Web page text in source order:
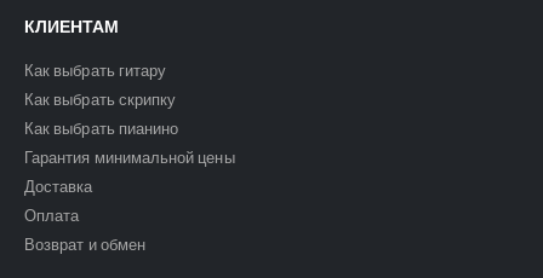
КЛИЕНТАМ
Как выбрать гитару
Как выбрать скрипку
Как выбрать пианино
Гарантия минимальной цены
Доставка
Оплата
Возврат и обмен